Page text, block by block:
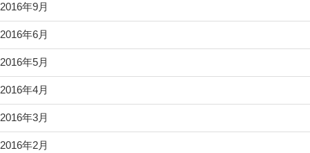
2016年9月
2016年6月
2016年5月
2016年4月
2016年3月
2016年2月